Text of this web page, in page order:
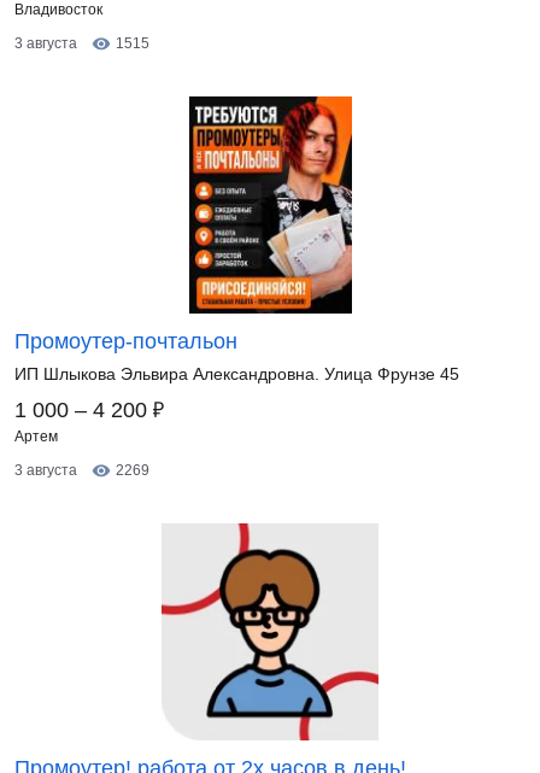
Владивосток
3 августа
1515
Промоутер-почтальон
ИП Шлыкова Эльвира Александровна. Улица Фрунзе 45
1 000 – 4 200 ₽
Артем
3 августа
2269
Промоутер! работа от 2х часов в день!